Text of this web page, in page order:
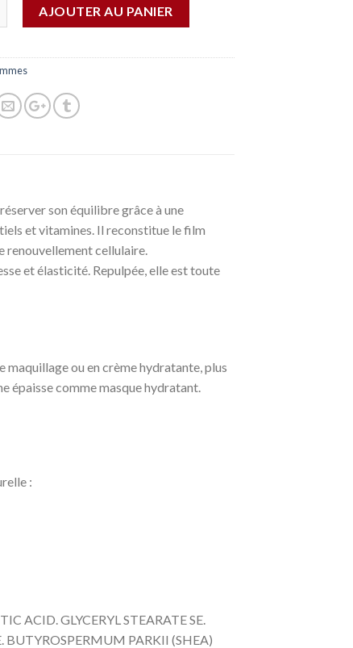
AJOUTER AU PANIER
son équilibre grâce à une
et vitamines. Il reconstitue le film
cellulaire.
et élasticité. Repulpée, elle est toute
maquillage ou en crème hydratante, plus
épaisse comme masque hydratant.
:
ACID. GLYCERYL STEARATE SE.
PARKII (SHEA)